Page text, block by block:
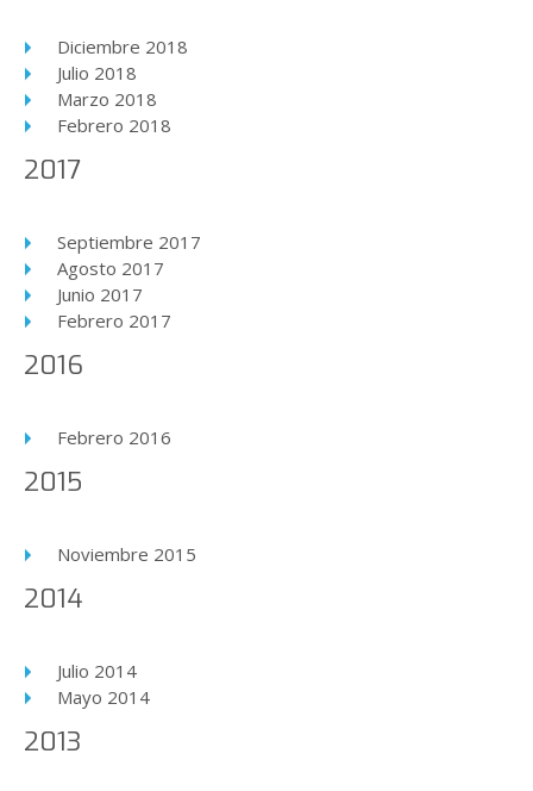
Diciembre 2018
Julio 2018
Marzo 2018
Febrero 2018
2017
Septiembre 2017
Agosto 2017
Junio 2017
Febrero 2017
2016
Febrero 2016
2015
Noviembre 2015
2014
Julio 2014
Mayo 2014
2013